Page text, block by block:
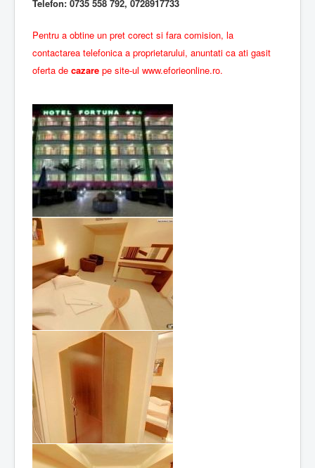
Telefon: 0735 558 792, 0728917733
Pentru a obtine un pret corect si fara comision, la
contactarea telefonica a proprietarului, anuntati ca ati gasit
oferta de cazare pe site-ul www.eforieonline.ro.